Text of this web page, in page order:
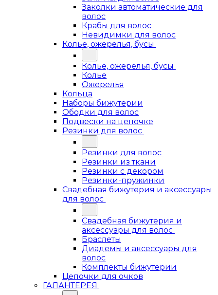
Заколки автоматические для
волос
Крабы для волос
Невидимки для волос
Колье, ожерелья, бусы
Колье, ожерелья, бусы
Колье
Ожерелья
Кольца
Наборы бижутерии
Ободки для волос
Подвески на цепочке
Резинки для волос
Резинки для волос
Резинки из ткани
Резинки с декором
Резинки-пружинки
Свадебная бижутерия и аксессуары
для волос
Свадебная бижутерия и
аксессуары для волос
Браслеты
Диадемы и аксессуары для
волос
Комплекты бижутерии
Цепочки для очков
ГАЛАНТЕРЕЯ